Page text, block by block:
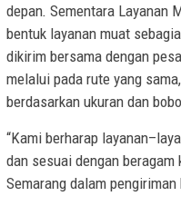
depan. Sementara Layanan
bentuk layanan muat
dikirim bersama dengan
melalui pada rute yang
berdasarkan ukuran dan
“Kami berharap
dan sesuai dengan
Semarang dalam pengiriman